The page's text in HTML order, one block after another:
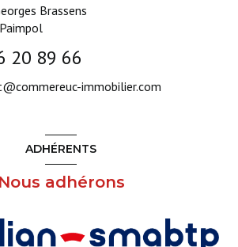
Brassens
Paimpol
20 89 66
immobilier.com
ADHÉRENTS
Nous adhérons